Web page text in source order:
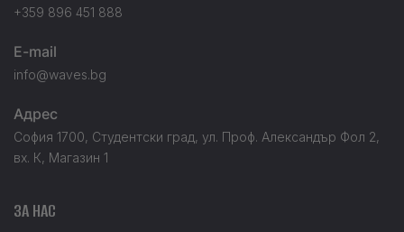
+359 896 451 888
E-mail
info@waves.bg
Адрес
София 1700, Студентски град, ул. Проф. Александър Фол 2,
вх. К, Магазин 1
ЗА НАС